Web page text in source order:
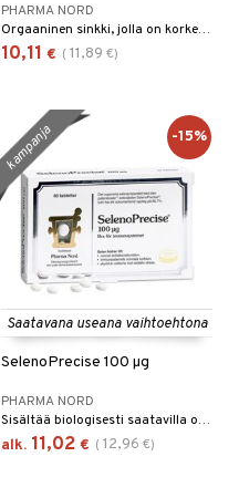
PHARMA NORD
Orgaaninen sinkki, jolla on korkea hyötyosuus.
10,11 € ( 11,89 €)
Saatavana useana vaihtoehtona
SelenoPrecise 100 µg
PHARMA NORD
Sisältää biologisesti saatavilla olevaa orgaanista selenometioniinia ja yli 20 muuta orgaanisesti sitoutunutta seleeniyhdistettä.
alk. 11,02 € ( 12,96 €)
kampanja -15%